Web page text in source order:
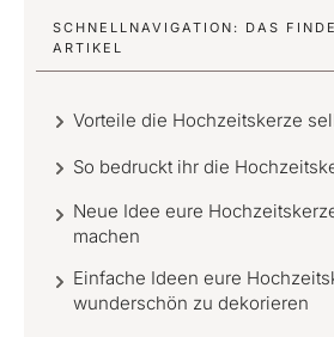
SCHNELLNAVIGATION: DAS
ARTIKEL
Vorteile die Hochzeitskerze
So bedruckt ihr die
Neue Idee eure
machen
Einfache Ideen eure
wunderschön zu dekorieren